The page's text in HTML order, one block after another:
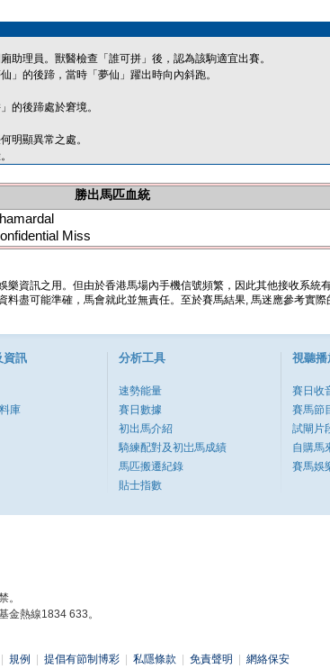
助理員。獸醫檢查「誰可拼」後，認為該駒適宜出賽。
」的後蹄，當時「夢仙」躍出時向內斜跑。
的後蹄處於窘境。
明顯異常之處。
勝出馬匹血統
Miss
樂資訊之用。但由於香港馬場內手機信號頻繁，因此其他接收系統
盡可能準確，馬會就此並無責任。至於賽馬結果, 馬迷應參考實際
資訊
庫
分析工具
速勢能量
賽日數據
初出馬介紹
騎練配對及初岀馬成績
馬匹搬遷紀錄
貼士指數
視聽播
賽日收
賽馬節
試閘片
自購馬
賽馬娛
。
金熱線1834 633。
規例 提倡有節制博彩 私隱條款 免責聲明 網絡保安